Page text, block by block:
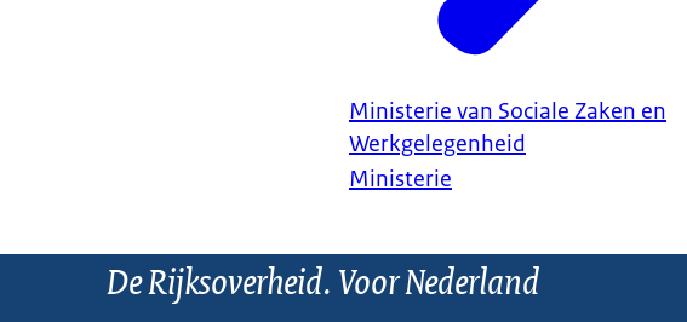
Ministerie van Sociale Zaken en
Werkgelegenheid
Ministerie
De Rijksoverheid. Voor Nederland